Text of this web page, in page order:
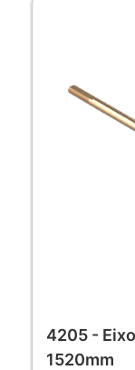
4205 -
1520mm